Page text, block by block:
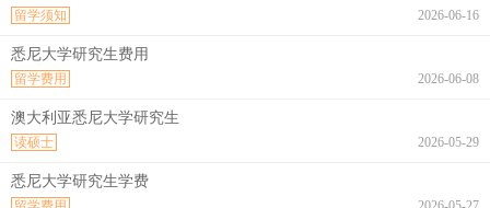
2026-06-16
留学须知
悉尼大学研究生费用
2026-06-08
留学费用
澳大利亚悉尼大学研究生
2026-05-29
读硕士
悉尼大学研究生学费